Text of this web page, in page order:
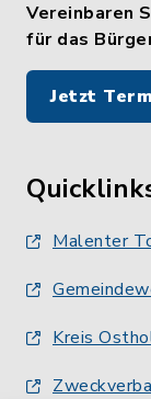
Vereinbaren
für das
Jetzt
Malenter
Kreis